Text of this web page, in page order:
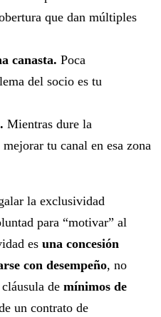
que dan múltiples
canasta. Poca
del socio es tu
Mientras dure la
tu canal en esa zona
la exclusividad
para “motivar” al
es una concesión
con desempeño, no
de mínimos de
un contrato de